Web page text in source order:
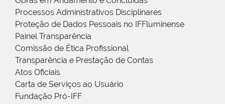
Processos Administrativos Disciplinares
Proteção de Dados Pessoais no IFFluminense
Painel Transparência
Comissão de Ética Profissional
Transparência e Prestação de Contas
Atos Oficiais
Carta de Serviços ao Usuário
Fundação Pró-IFF